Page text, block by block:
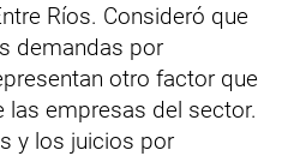
Ríos. Consideró que
demandas por
otro factor que
empresas del sector.
y los juicios por